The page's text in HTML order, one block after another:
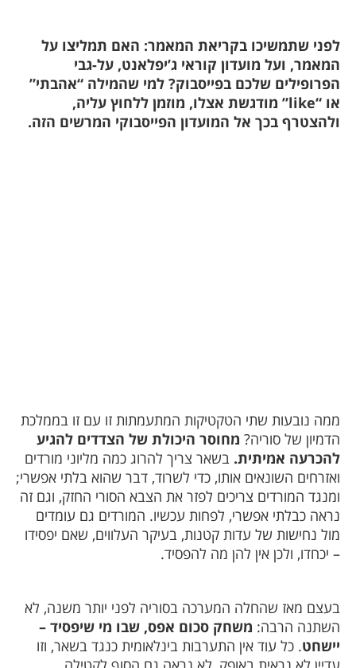
שתמשיכו בקריאת המאמר: האם תמליצו על
ועל מועדון קוראי ג’יפלאנט, על-גבי
שלכם בפייסבוק? למי שהמילה “אהבתי”
או “like” מודגשת אצלו, מוזמן ללחוץ עליה,
בכך אל המועדון הפייסבוקי המרשים הזה.
נובעות שתי הטקטיקות המתעמתות זו עם זו בממלכת
של סוריה?מחוסר היכולת של הצדדים להגיע
אמיתית.בשאר צריך להרוג כמה מליוני מורדים
השונאים אותו, כדי לשרוד, דבר שהוא בלתי אפשרי;
המורדים צריכים לפזר את הצבא הסורי החזק, וגם זה
כבלתי אפשרי, לפחות עכשיו. המורדים גם עומדים
נחישות של עדות קטנות, בעיקר העלווים, שאם יפסידו
יכחדו, ולכן אין להן מה להפסיד.
מאז שהחלה המערכה בסוריה לפני יותר משנה, לא
הרבה:משחק סכום אפס, שבו מי שיפסיד –
. כל עוד אין התערבות בינלאומית כנגד בשאר, וזו